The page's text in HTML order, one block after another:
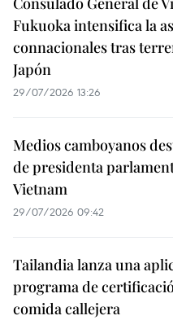
Fukuoka intensifica la
connacionales tras
Japón
29/07/2026 13:26
Medios camboyanos
de presidenta
Vietnam
29/07/2026 09:42
Tailandia lanza una
programa de
comida callejera